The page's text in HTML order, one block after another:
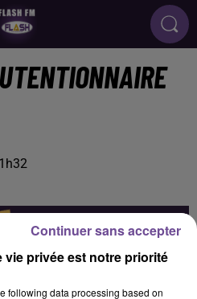
vie privée est notre priorité
following data processing based on
Continuer sans accepter